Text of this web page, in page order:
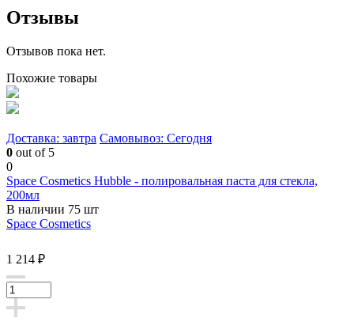
Отзывы
Отзывов пока нет.
Похожие товары
Доставка: завтра Самовывоз: Сегодня
0 out of 5
0
Space Cosmetics Hubble - полировальная паста для стекла,
200мл
В наличии 75 шт
Space Cosmetics
1 214 ₽